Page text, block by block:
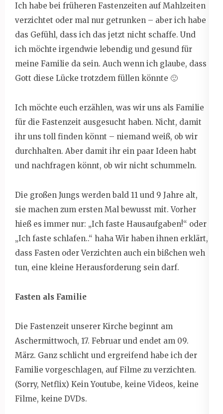
Ich habe bei früheren Fastenzeiten auf Mahlzeiten
verzichtet oder mal nur getrunken – aber ich habe
das Gefühl, dass ich das jetzt nicht schaffe. Und
ich möchte irgendwie lebendig und gesund für
meine Familie da sein. Auch wenn ich glaube, dass
Gott diese Lücke trotzdem füllen könnte 🙂
Ich möchte euch erzählen, was wir uns als Familie
für die Fastenzeit ausgesucht haben. Nicht, damit
ihr uns toll finden könnt – niemand weiß, ob wir
durchhalten. Aber damit ihr ein paar Ideen habt
und nachfragen könnt, ob wir nicht schummeln.
Die großen Jungs werden bald 11 und 9 Jahre alt,
sie machen zum ersten Mal bewusst mit. Vorher
hieß es immer nur: „Ich faste Hausaufgaben!“ oder
„Ich faste schlafen..“ haha Wir haben ihnen erklärt,
dass Fasten oder Verzichten auch ein bißchen weh
tun, eine kleine Herausforderung sein darf.
Fasten als Familie
Die Fastenzeit unserer Kirche beginnt am
Aschermittwoch, 17. Februar und endet am 09.
März. Ganz schlicht und ergreifend habe ich der
Familie vorgeschlagen, auf Filme zu verzichten.
(Sorry, Netflix) Kein Youtube, keine Videos, keine
Filme, keine DVDs.